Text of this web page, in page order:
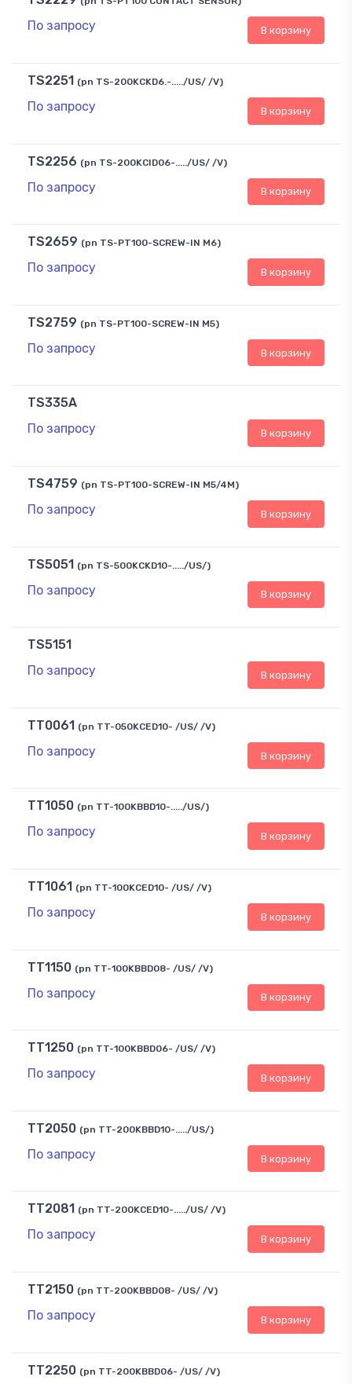
По запросу В корзину
TS2251 (pn TS-200KCKD6.-...../US/ /V)
По запросу В корзину
TS2256 (pn TS-200KCID06-...../US/ /V)
По запросу В корзину
TS2659 (pn TS-PT100-SCREW-IN M6)
По запросу В корзину
TS2759 (pn TS-PT100-SCREW-IN M5)
По запросу В корзину
TS335A
По запросу
В корзину
TS4759 (pn TS-PT100-SCREW-IN M5/4M)
По запросу В корзину
TS5051 (pn TS-500KCKD10-...../US/)
По запросу В корзину
TS5151
По запросу
В корзину
TT0061 (pn TT-050KCED10- /US/ /V)
По запросу В корзину
TT1050 (pn TT-100KBBD10-...../US/)
По запросу В корзину
TT1061 (pn TT-100KCED10- /US/ /V)
По запросу В корзину
TT1150 (pn TT-100KBBD08- /US/ /V)
По запросу В корзину
TT1250 (pn TT-100KBBD06- /US/ /V)
По запросу В корзину
TT2050 (pn TT-200KBBD10-...../US/)
По запросу В корзину
TT2081 (pn TT-200KCED10-...../US/ /V)
По запросу В корзину
TT2150 (pn TT-200KBBD08- /US/ /V)
По запросу В корзину
TT2250 (pn TT-200KBBD06- /US/ /V)